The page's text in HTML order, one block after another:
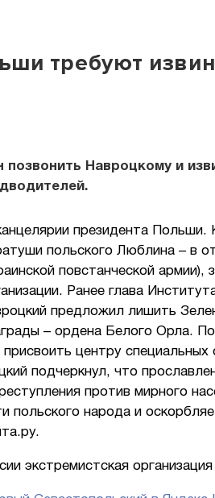
требуют
Навроцкому и
президента Польши.
польского Люблина – в
повстанческой армии),
Ранее глава
предложил лишить
– ордена Белого Орла.
присвоить центру специальных
подчеркнул, что
против мирного
польского народа и
экстремистская организация